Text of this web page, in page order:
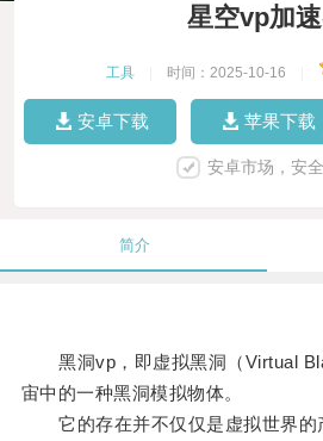
星空vp加
工具 时间：2025-10-16
安卓下载 苹果下载
安卓市场，安
简介
黑洞vp，即虚拟黑洞（Virtual
宙中的一种黑洞模拟物体。
它的存在并不仅仅是虚拟世界的